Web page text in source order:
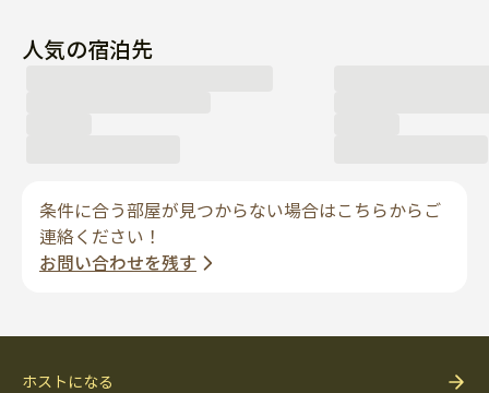
人気の宿泊先
条件に合う部屋が見つからない場合はこちらからご
連絡ください！
お問い合わせを残す
ホストになる